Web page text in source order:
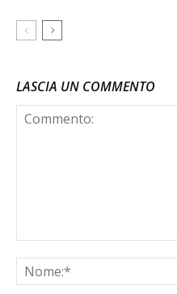
LASCIA UN COMMENTO